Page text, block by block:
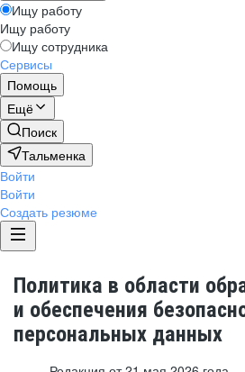
Ищу работу
Ищу работу
Ищу сотрудника
Сервисы
Помощь
Ещё
Поиск
Тальменка
Войти
Войти
Создать резюме
Политика в области
и обеспечения
персональных данных